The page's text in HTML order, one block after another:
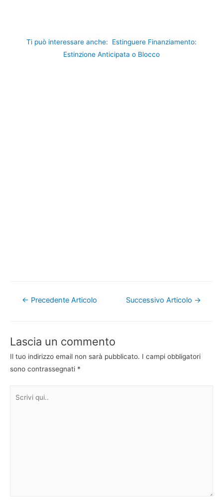
Ti può interessare anche:
Estinguere Finanziamento:
Estinzione Anticipata o Blocco
Navigazione
← Precedente Articolo Successivo Articolo →
Lascia un commento
Il tuo indirizzo email non sarà pubblicato. I campi obbligatori
sono contrassegnati *